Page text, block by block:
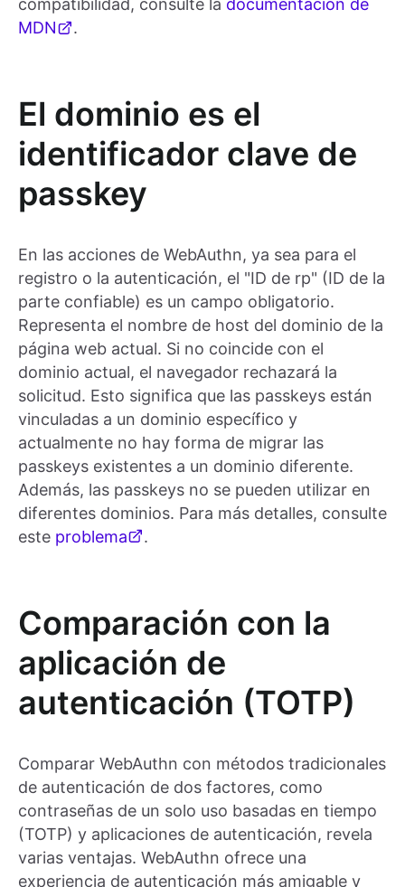
compatibilidad, consulte la documentación de
MDN
.
El dominio es el
identificador clave de
passkey
En las acciones de WebAuthn, ya sea para el
registro o la autenticación, el "ID de rp" (ID de la
parte confiable) es un campo obligatorio.
Representa el nombre de host del dominio de la
página web actual. Si no coincide con el
dominio actual, el navegador rechazará la
solicitud. Esto significa que las passkeys están
vinculadas a un dominio específico y
actualmente no hay forma de migrar las
passkeys existentes a un dominio diferente.
Además, las passkeys no se pueden utilizar en
diferentes dominios. Para más detalles, consulte
este problema .
Comparación con la
aplicación de
autenticación (TOTP)
Comparar WebAuthn con métodos tradicionales
de autenticación de dos factores, como
contraseñas de un solo uso basadas en tiempo
(TOTP) y aplicaciones de autenticación, revela
varias ventajas. WebAuthn ofrece una
experiencia de autenticación más amigable y